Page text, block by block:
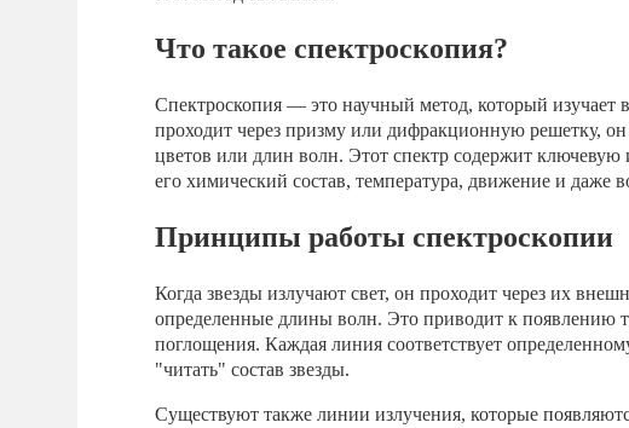
Что такое спектроскопия?
Спектроскопия — это научный метод, который изучает
проходит через призму или дифракционную решетку,
цветов или длин волн. Этот спектр содержит
его химический состав, температура, движение и даже
Принципы работы спектроскопии
Когда звезды излучают свет, он проходит через их
определенные длины волн. Это приводит к появлению
поглощения. Каждая линия соответствует
"читать" состав звезды.
Существуют также линии излучения, которые